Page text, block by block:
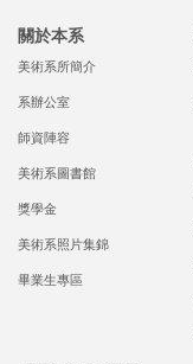
關於本系
美術系所簡介
系辦公室
師資陣容
美術系圖書館
獎學金
美術系照片集錦
畢業生專區